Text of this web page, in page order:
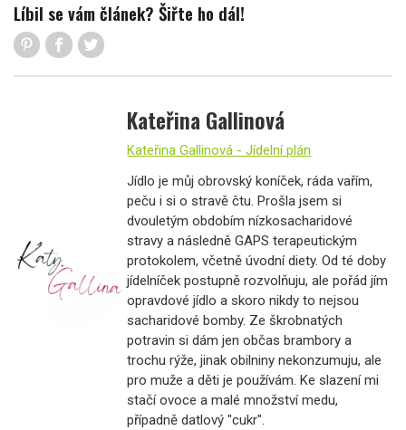
Líbil se vám článek? Šiřte ho dál!
Kateřina Gallinová
Kateřina Gallinová - Jídelní plán
Jídlo je můj obrovský koníček, ráda vařím,
peču i si o stravě čtu. Prošla jsem si
dvouletým obdobím nízkosacharidové
stravy a následně GAPS terapeutickým
protokolem, včetně úvodní diety. Od té doby
jídelníček postupně rozvolňuju, ale pořád jím
opravdové jídlo a skoro nikdy to nejsou
sacharidové bomby. Ze škrobnatých
potravin si dám jen občas brambory a
trochu rýže, jinak obilniny nekonzumuju, ale
pro muže a děti je používám. Ke slazení mi
stačí ovoce a malé množství medu,
případně datlový "cukr".